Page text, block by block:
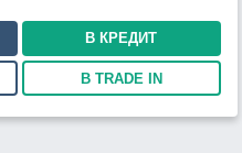
В КРЕДИТ
В TRADE IN